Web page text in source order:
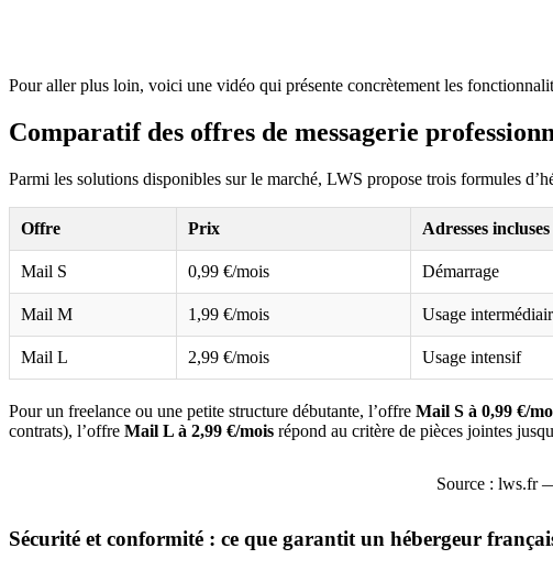
Pour aller plus loin, voici une vidéo qui présente concrètement les
Comparatif des offres de messagerie
Parmi les solutions disponibles sur le marché, LWS propose trois formules
Offre Prix Adresses incluses
Mail S 0,99 €/mois Démarrage
Mail M 1,99 €/mois Usage
Mail L 2,99 €/mois Usage intensif
Pour un freelance ou une petite structure débutante, l’offre Mail S à 0,99 €/
contrats), l’offre Mail L à 2,99 €/mois répond au critère de pièces jointes
Source : lws.fr
Sécurité et conformité : ce que garantit un hébergeur